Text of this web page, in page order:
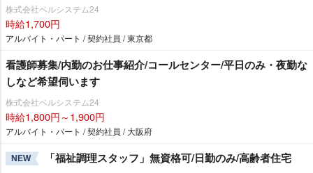
株式会社ベルシステム24
時給1,700円
アルバイト・パート / 契約社員 / 東京都
看護師募集/内勤のお仕事紹介/コールセンター/平日のみ・夜勤な
しなど希望伺います
株式会社ベルシステム24
時給1,800円～1,900円
アルバイト・パート / 契約社員 / 大阪府
NEW 「福祉調理スタッフ」無資格可/日勤のみ/高齢者住宅